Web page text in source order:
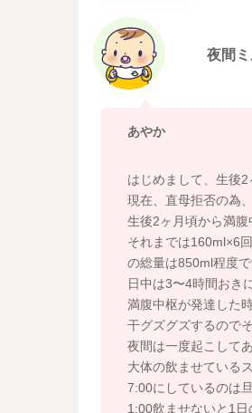
夜間
あやか
はじめまして、生後
現在、直母拒否の為
生後2ヶ月頃から満腹
それまでは160ml×6
の総量は850ml程度で
日中は3〜4時間おき
満腹中枢が発達した
干グズグズするので
夜間は一度起こして
大体の飲ませている
7:00にしているのは
1:00飲ませないと1